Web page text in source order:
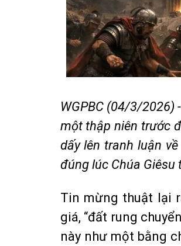
WGPBC (04/3/2026)
một thập niên trước
dấy lên tranh luận
đúng lúc Chúa Giêsu
Tin mừng thuật lại
giá, “đất rung
này như một bằng